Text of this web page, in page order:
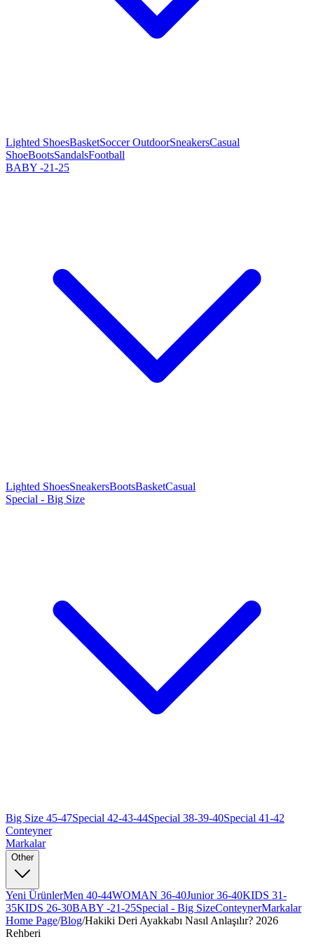
Lighted ShoesBasketSoccer OutdoorSneakersCasual
ShoeBootsSandalsFootball
BABY -21-25
Lighted ShoesSneakersBootsBasketCasual
Special - Big Size
Big Size 45-47Special 42-43-44Special 38-39-40Special 41-42
Conteyner
Markalar
Other
Yeni ÜrünlerMen 40-44WOMAN 36-40Junior 36-40KIDS 31-
35KIDS 26-30BABY -21-25Special - Big SizeConteynerMarkalar
Home Page/Blog/Hakiki Deri Ayakkabı Nasıl Anlaşılır? 2026
Rehberi